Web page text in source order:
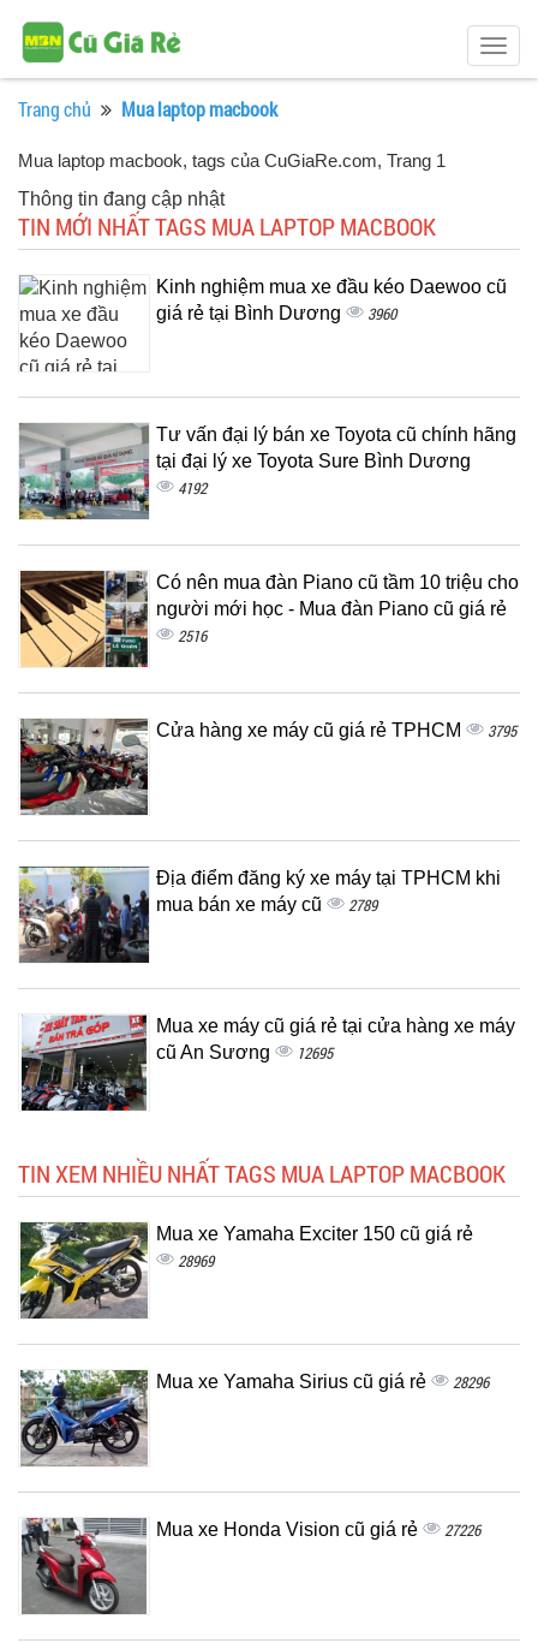
Trang chủ Mua laptop macbook
Mua laptop macbook, tags của CuGiaRe.com, Trang 1
Thông tin đang cập nhật
TIN MỚI NHẤT TAGS MUA LAPTOP MACBOOK
Kinh nghiệm mua xe đầu kéo Daewoo cũ
giá rẻ tại Bình Dương
3960
Tư vấn đại lý bán xe Toyota cũ chính hãng
tại đại lý xe Toyota Sure Bình Dương
4192
Có nên mua đàn Piano cũ tầm 10 triệu cho
người mới học - Mua đàn Piano cũ giá rẻ
2516
Cửa hàng xe máy cũ giá rẻ TPHCM 3795
Địa điểm đăng ký xe máy tại TPHCM khi
mua bán xe máy cũ
2789
Mua xe máy cũ giá rẻ tại cửa hàng xe máy
cũ An Sương
12695
TIN XEM NHIỀU NHẤT TAGS MUA LAPTOP MACBOOK
Mua xe Yamaha Exciter 150 cũ giá rẻ
28969
Mua xe Yamaha Sirius cũ giá rẻ 28296
Mua xe Honda Vision cũ giá rẻ 27226